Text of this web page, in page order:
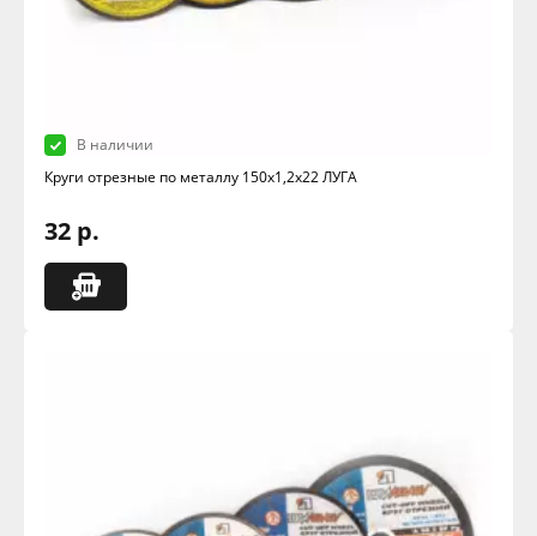
В наличии
Круги отрезные по металлу 150х1,2х22 ЛУГА
32 р.